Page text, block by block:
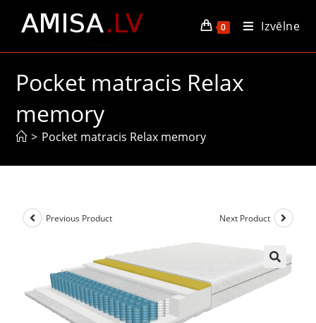
0 Izvēlne
Pocket matracis Relax
memory
> Pocket matracis Relax memory
Previous Product Next Product